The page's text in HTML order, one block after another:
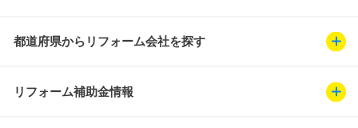
都道府県からリフォーム会社を探す
リフォーム補助金情報